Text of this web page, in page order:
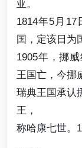
亚。
1814年5月
国，定该日为
1905年，挪
王国亡，今挪
瑞典王国承认
王，
称哈康七世。